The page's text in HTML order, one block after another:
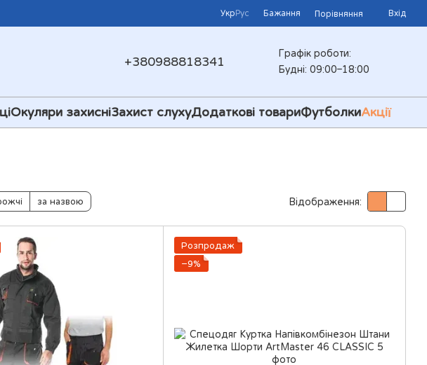
УкрРус Бажання Порівняння Вхід
+380988818341
Графік роботи:
Будні: 09:00–18:00
Окуляри захисніЗахист слухуДодаткові товариФутболкиАкції
за назвою Відображення:
Розпродаж
−9%